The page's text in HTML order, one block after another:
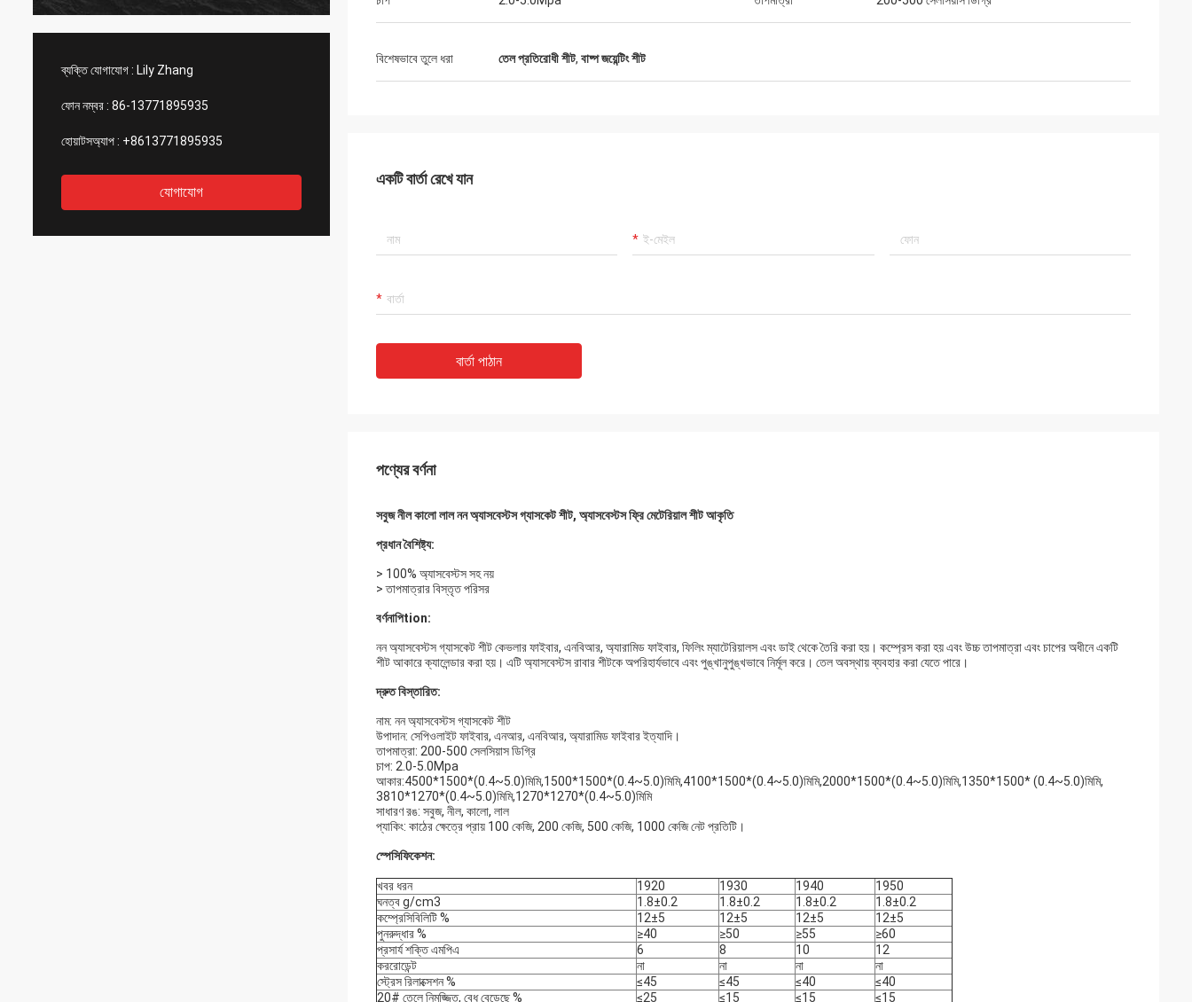
ব্যক্তি যোগাযোগ : Lily Zhang
ফোন নম্বর : 86-13771895935
হোয়াটসঅ্যাপ : +8613771895935
যোগাযোগ
বিশেষভাবে তুলে ধরা তেল প্রতিরোধী শীট, বাষ্প জয়েন্টিং শীট
একটি বার্তা রেখে যান
বার্তা পাঠান
পণ্যের বর্ণনা
সবুজ নীল কালো লাল নন অ্যাসবেস্টস গ্যাসকেট শীট, অ্যাসবেস্টস ফ্রি মেটেরিয়াল শীট আকৃতি
প্রধান বৈশিষ্ট্য:
> 100% অ্যাসবেস্টস সহ নয়
> তাপমাত্রার বিস্তৃত পরিসর
বর্ণনাপিtion:
নন অ্যাসবেস্টস গ্যাসকেট শীট কেভলার ফাইবার, এনবিআর, অ্যারামিড ফাইবার, ফিলিং ম্যাটেরিয়ালস এবং ডাই থেকে তৈরি করা হয়। কম্প্রেস করা হয় এবং উচ্চ তাপমাত্রা এবং চাপের অধীনে একটি
শীট আকারে ক্যালেন্ডার করা হয়। এটি অ্যাসবেস্টস রাবার শীটকে অপরিহার্যভাবে এবং পুঙ্খানুপুঙ্খভাবে নির্মূল করে। তেল অবস্থায় ব্যবহার করা যেতে পারে।
দ্রুত বিস্তারিত:
নাম: নন অ্যাসবেস্টস গ্যাসকেট শীট
উপাদান: সেপিওলাইট ফাইবার, এনআর, এনবিআর, অ্যারামিড ফাইবার ইত্যাদি।
তাপমাত্রা: 200-500 সেলসিয়াস ডিগ্রি
চাপ: 2.0-5.0Mpa
আকার:4500*1500*(0.4~5.0)মিমি,1500*1500*(0.4~5.0)মিমি,4100*1500*(0.4~5.0)মিমি,2000*1500*(0.4~5.0)মিমি,1350*1500* (0.4~5.0)মিমি,
3810*1270*(0.4~5.0)মিমি,1270*1270*(0.4~5.0)মিমি
সাধারণ রঙ: সবুজ, নীল, কালো, লাল
প্যাকিং: কাঠের ক্ষেত্রে প্রায় 100 কেজি, 200 কেজি, 500 কেজি, 1000 কেজি নেট প্রতিটি।
স্পেসিফিকেশন:
খবর ধরন 1920 1930 1940
1950
ঘনত্ব g/cm3
1.8±0.2 1.8±0.2 1.8±0.2
1.8±0.2
কম্প্রেসিবিলিটি %
12±5 12±5 12±5
12±5
পুনরুদ্ধার %
≥40 ≥50 ≥55
≥60
প্রসার্য শক্তি এমপিএ
6 8 10
12
কররোডেন্ট
না না না
না
স্ট্রেস রিলাক্সেশন %
≤45 ≤45 ≤40
≤40
20# তেলে নিমজ্জিত, বেধ বেড়েছে %
≤25 ≤15 ≤15
≤15